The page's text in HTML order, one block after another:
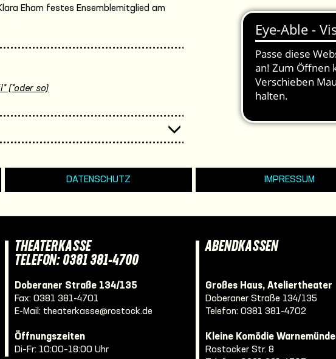
Eham festes Ensemblemitglied am
(*oder so)
DATENSCHUTZ IMPRESSUM
THEATERKASSE
TELEFON: 0381 381-4700
Doberaner Straße 134/135
Fax: 0381 381-4701
E-Mail: theaterkasse@rostock.de
Öffnungszeiten
Di–Fr: 10:00–18:00 Uhr
ABENDKASSEN
Großes Haus, Ateliertheater
Doberaner Straße 134/135
Telefon: 0381 381-4702
Kleine Komödie Warnemünde
Rostocker Str. 8